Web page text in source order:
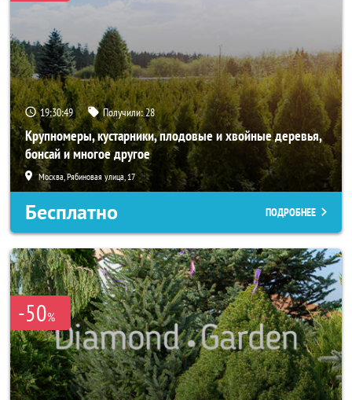
19:30:48 Получили:28
Крупномеры, кустарники, плодовые и хвойные деревья,
бонсай и многое другое
Москва, Рябиновая улица, 17
Бесплатно ПОДРОБНЕЕ
-50%